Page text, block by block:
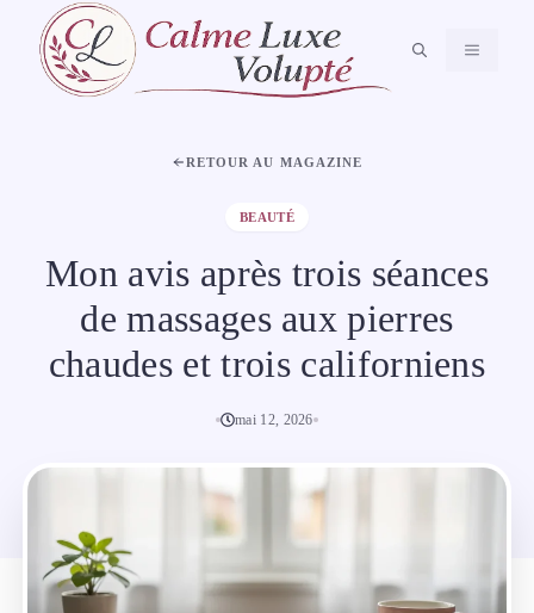
contenu
MENU
RETOUR AU MAGAZINE
BEAUTÉ
Mon avis après trois séances
de massages aux pierres
chaudes et trois californiens
mai 12, 2026